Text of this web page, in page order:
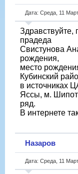
Дата: Среда, 11
Здравствуйте,
прадеда
Свистунова
рождения,
место
Кубинский
в источниках
Яссы, м.
ряд.
В интернете
Назаров
Дата: Среда, 11